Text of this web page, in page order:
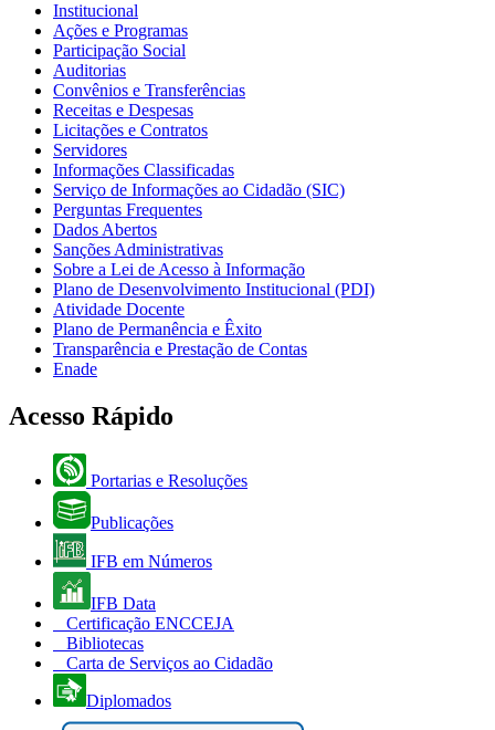
Institucional
Ações e Programas
Participação Social
Auditorias
Convênios e Transferências
Receitas e Despesas
Licitações e Contratos
Servidores
Informações Classificadas
Serviço de Informações ao Cidadão (SIC)
Perguntas Frequentes
Dados Abertos
Sanções Administrativas
Sobre a Lei de Acesso à Informação
Plano de Desenvolvimento Institucional (PDI)
Atividade Docente
Plano de Permanência e Êxito
Transparência e Prestação de Contas
Enade
Acesso Rápido
Portarias e Resoluções
Publicações
IFB em Números
IFB Data
Certificação ENCCEJA
Bibliotecas
Carta de Serviços ao Cidadão
Diplomados